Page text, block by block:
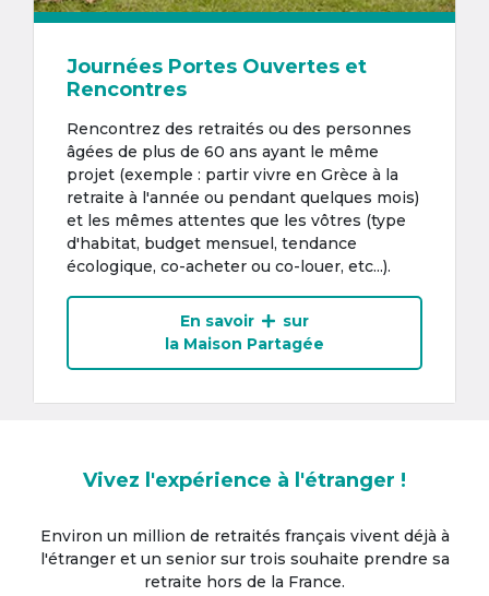
Journées Portes Ouvertes et
Rencontres
Rencontrez des retraités ou des personnes
âgées de plus de 60 ans ayant le même
projet (exemple : partir vivre en Grèce à la
retraite à l'année ou pendant quelques mois)
et les mêmes attentes que les vôtres (type
d'habitat, budget mensuel, tendance
écologique, co-acheter ou co-louer, etc...).
En savoir
sur
la Maison Partagée
Vivez l'expérience à l'étranger !
Environ un million de retraités français vivent déjà à
l'étrangeret un senior sur trois souhaite prendre sa
retraite hors de la France.